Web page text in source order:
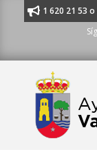
al 91 620 21 53